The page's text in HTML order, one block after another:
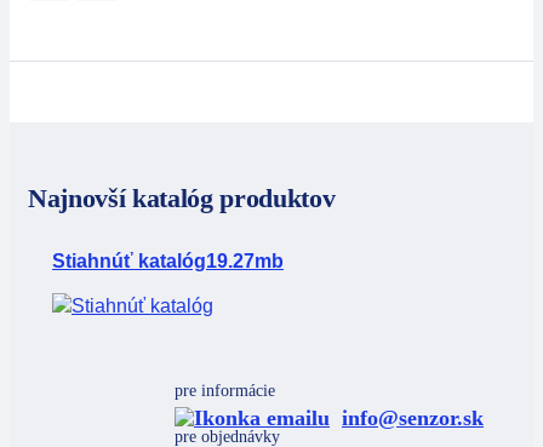
Najnovší katalóg produktov
Stiahnúť katalóg19.27mb
pre informácie
info@senzor.sk
pre objednávky